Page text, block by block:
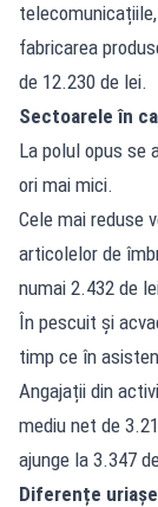
fabricarea
de 12.230 de lei.
Sectoarele în
La polul opus se
ori mai mici.
Cele mai reduse
articolelor de
numai 2.432 de
În pescuit și
timp ce în
Angajații din
mediu net de
ajunge la 3.347
Diferențe